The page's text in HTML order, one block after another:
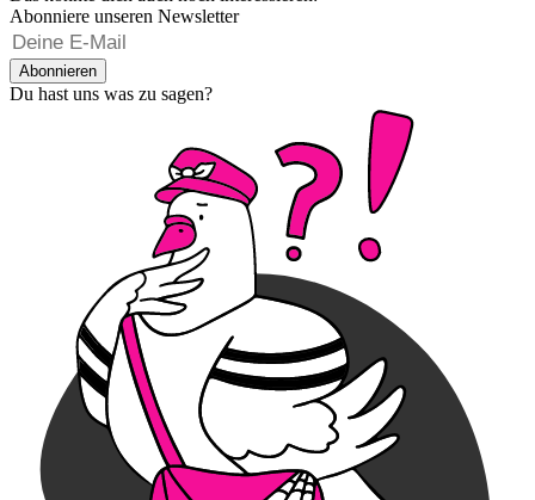
Abonniere unseren Newsletter
Abonnieren
Du hast uns was zu sagen?